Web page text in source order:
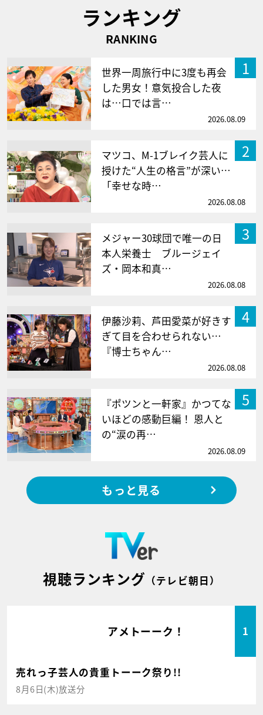
ランキング
RANKING
1
世界一周旅行中に3度も再会
した男女！意気投合した夜
は…口では言…
2026.08.09
2
マツコ、M-1ブレイク芸人に
授けた“人生の格言”が深い…
「幸せな時…
2026.08.08
3
メジャー30球団で唯一の日
本人栄養士 ブルージェイ
ズ・岡本和真…
2026.08.08
4
伊藤沙莉、芦田愛菜が好きす
ぎて目を合わせられない…
『博士ちゃん…
2026.08.08
5
『ポツンと一軒家』かつてな
いほどの感動巨編！ 恩人と
の“涙の再…
2026.08.09
もっと見る
視聴ランキング （テレビ朝日）
アメトーーク！ 1
売れっ子芸人の貴重トーーク祭り!!
8月6日(木)放送分